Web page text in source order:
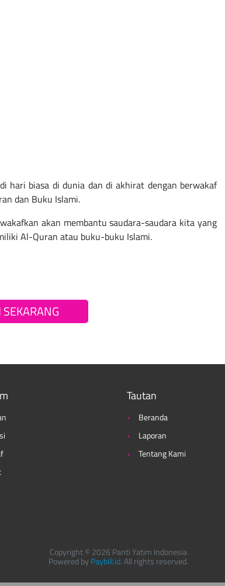
hari biasa di dunia dan di akhirat dengan berwakaf
dan Buku Islami.
akan membantu saudara-saudara kita yang
Al-Quran atau buku-buku Islami.
Tautan
Beranda
Laporan
Tentang Kami
Copyright © 2026 Panti Yatim Indonesia
Powered by Paybill.id. All rights reserved.